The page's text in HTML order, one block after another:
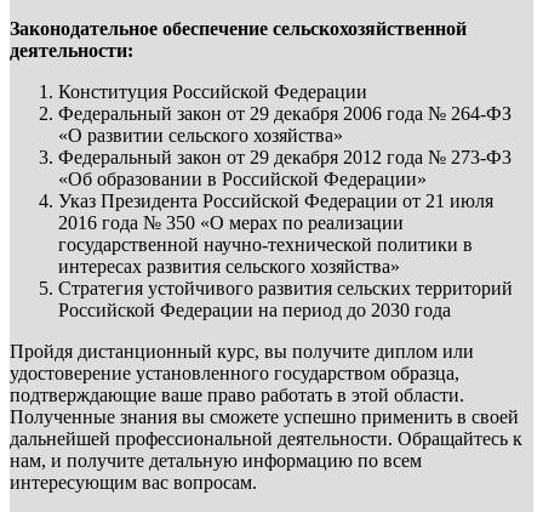
Законодательное обеспечение сельскохозяйственной
деятельности:
Конституция Российской Федерации
Федеральный закон от 29 декабря 2006 года № 264-ФЗ
«О развитии сельского хозяйства»
Федеральный закон от 29 декабря 2012 года № 273-Ф3
«Об образовании в Российской Федерации»
Указ Президента Российской Федерации от 21 июля
2016 года № 350 «О мерах по реализации
государственной научно-технической политики в
интересах развития сельского хозяйства»
Стратегия устойчивого развития сельских территорий
Российской Федерации на период до 2030 года
Пройдя дистанционный курс, вы получите диплом или
удостоверение установленного государством образца,
подтверждающие ваше право работать в этой области.
Полученные знания вы сможете успешно применить в своей
дальнейшей профессиональной деятельности. Обращайтесь к
нам, и получите детальную информацию по всем
интересующим вас вопросам.